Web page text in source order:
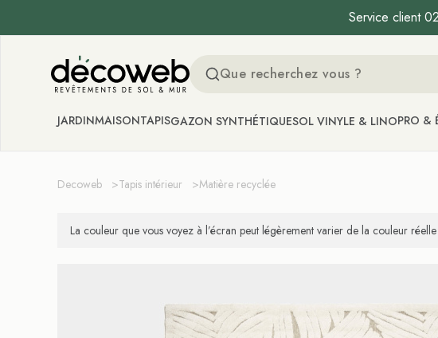
Service client
Decoweb
JARDINMAISONTAPISGAZON SYNTHÉTIQUESOL VINYLE & LINOPRO &
Decoweb >Tapis intérieur >Matière recyclée
La couleur que vous voyez à l’écran peut légèrement varier de la couleur